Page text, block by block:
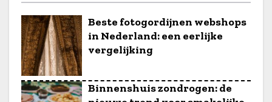
Beste fotogordijnen webshops
in Nederland: een eerlijke
vergelijking
Binnenshuis zondrogen: de